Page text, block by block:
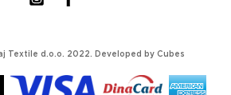
Textile d.o.o. 2022. Developed by Cubes